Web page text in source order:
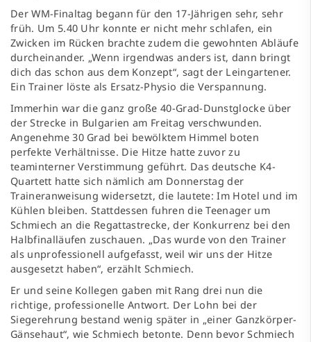
Der WM-Finaltag begann für den 17-Jährigen sehr, sehr
früh. Um 5.40 Uhr konnte er nicht mehr schlafen, ein
Zwicken im Rücken brachte zudem die gewohnten Abläufe
durcheinander. „Wenn irgendwas anders ist, dann bringt
dich das schon aus dem Konzept“, sagt der Leingartener.
Ein Trainer löste als Ersatz-Physio die Verspannung.
Immerhin war die ganz große 40-Grad-Dunstglocke über
der Strecke in Bulgarien am Freitag verschwunden.
Angenehme 30 Grad bei bewölktem Himmel boten
perfekte Verhältnisse. Die Hitze hatte zuvor zu
teaminterner Verstimmung geführt. Das deutsche K4-
Quartett hatte sich nämlich am Donnerstag der
Traineranweisung widersetzt, die lautete: Im Hotel und im
Kühlen bleiben. Stattdessen fuhren die Teenager um
Schmiech an die Regattastrecke, der Konkurrenz bei den
Halbfinalläufen zuschauen. „Das wurde von den Trainer
als unprofessionell aufgefasst, weil wir uns der Hitze
ausgesetzt haben“, erzählt Schmiech.
Er und seine Kollegen gaben mit Rang drei nun die
richtige, professionelle Antwort. Der Lohn bei der
Siegerehrung bestand wenig später in „einer Ganzkörper-
Gänsehaut“, wie Schmiech betonte. Denn bevor Schmiech